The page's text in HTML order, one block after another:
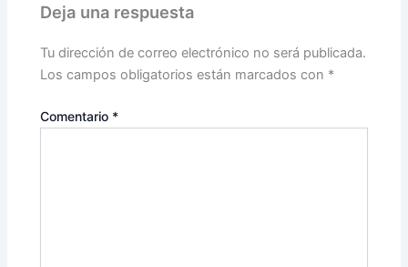
Deja una respuesta
Tu dirección de correo electrónico no será publicada.
Los campos obligatorios están marcados con *
Comentario *